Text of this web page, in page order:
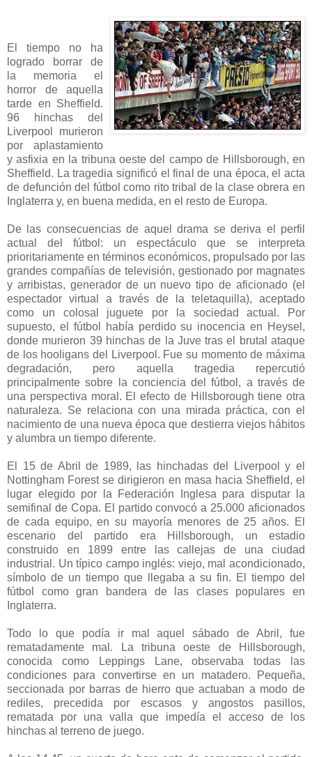
El tiempo no ha
logrado borrar de
la memoria el
horror de aquella
tarde en Sheffield.
96 hinchas del
Liverpool murieron
por aplastamiento
y asfixia en la tribuna oeste del campo de Hillsborough, en
Sheffield. La tragedia significó el final de una época, el acta
de defunción del fútbol como rito tribal de la clase obrera en
Inglaterra y, en buena medida, en el resto de Europa.
De las consecuencias de aquel drama se deriva el perfil
actual del fútbol: un espectáculo que se interpreta
prioritariamente en términos económicos, propulsado por las
grandes compañías de televisión, gestionado por magnates
y arribistas, generador de un nuevo tipo de aficionado (el
espectador virtual a través de la teletaquilla), aceptado
como un colosal juguete por la sociedad actual. Por
supuesto, el fútbol había perdido su inocencia en Heysel,
donde murieron 39 hinchas de la Juve tras el brutal ataque
de los hooligans del Liverpool. Fue su momento de máxima
degradación, pero aquella tragedia repercutió
principalmente sobre la conciencia del fútbol, a través de
una perspectiva moral. El efecto de Hillsborough tiene otra
naturaleza. Se relaciona con una mirada práctica, con el
nacimiento de una nueva época que destierra viejos hábitos
y alumbra un tiempo diferente.
El 15 de Abril de 1989, las hinchadas del Liverpool y el
Nottingham Forest se dirigieron en masa hacia Sheffield, el
lugar elegido por la Federación Inglesa para disputar la
semifinal de Copa. El partido convocó a 25.000 aficionados
de cada equipo, en su mayoría menores de 25 años. El
escenario del partido era Hillsborough, un estadio
construido en 1899 entre las callejas de una ciudad
industrial. Un típico campo inglés: viejo, mal acondicionado,
símbolo de un tiempo que llegaba a su fin. El tiempo del
fútbol como gran bandera de las clases populares en
Inglaterra.
Todo lo que podía ir mal aquel sábado de Abril, fue
rematadamente mal. La tribuna oeste de Hillsborough,
conocida como Leppings Lane, observaba todas las
condiciones para convertirse en un matadero. Pequeña,
seccionada por barras de hierro que actuaban a modo de
rediles, precedida por escasos y angostos pasillos,
rematada por una valla que impedía el acceso de los
hinchas al terreno de juego.